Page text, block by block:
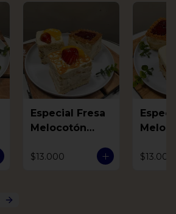
Especial Fresa
Melocotón
$13.000
Especial
$13.000